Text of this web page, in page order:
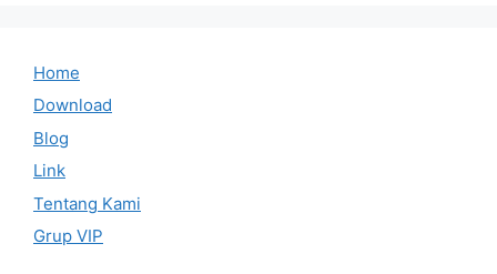
Home
Download
Blog
Link
Tentang Kami
Grup VIP